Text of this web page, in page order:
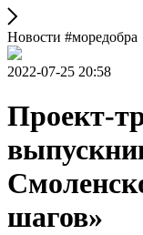
Новости #моредобра
2022-07-25 20:58
Проект-
шагов»